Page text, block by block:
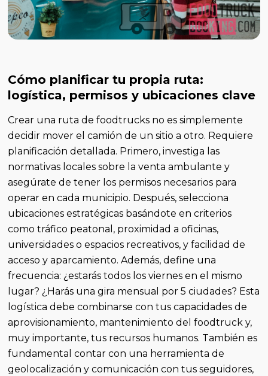
Cómo planificar tu propia ruta:
logística, permisos y ubicaciones clave
Crear una ruta de foodtrucks no es simplemente
decidir mover el camión de un sitio a otro. Requiere
planificación detallada. Primero, investiga las
normativas locales sobre la venta ambulante y
asegúrate de tener los permisos necesarios para
operar en cada municipio. Después, selecciona
ubicaciones estratégicas basándote en criterios
como tráfico peatonal, proximidad a oficinas,
universidades o espacios recreativos, y facilidad de
acceso y aparcamiento. Además, define una
frecuencia: ¿estarás todos los viernes en el mismo
lugar? ¿Harás una gira mensual por 5 ciudades? Esta
logística debe combinarse con tus capacidades de
aprovisionamiento, mantenimiento del foodtruck y,
muy importante, tus recursos humanos. También es
fundamental contar con una herramienta de
geolocalización y comunicación con tus seguidores,